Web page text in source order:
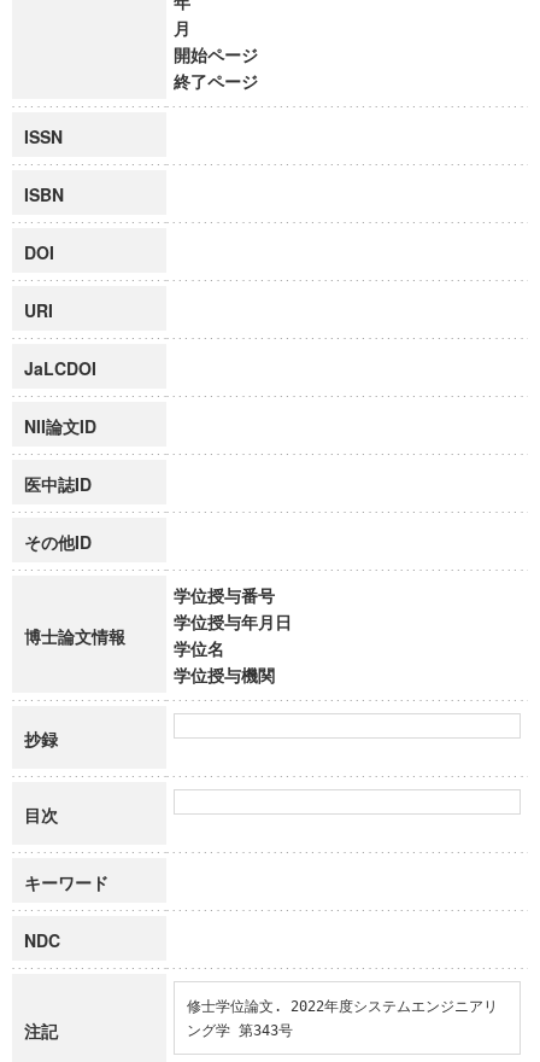
月
開始ページ
終了ページ
ISSN
ISBN
DOI
URI
JaLCDOI
NII論文ID
医中誌ID
その他ID
博士論文情報
学位授与番号
学位授与年月日
学位名
学位授与機関
抄録
目次
キーワード
NDC
注記
修士学位論文. 2022年度システムエンジニアリ
ング学 第343号